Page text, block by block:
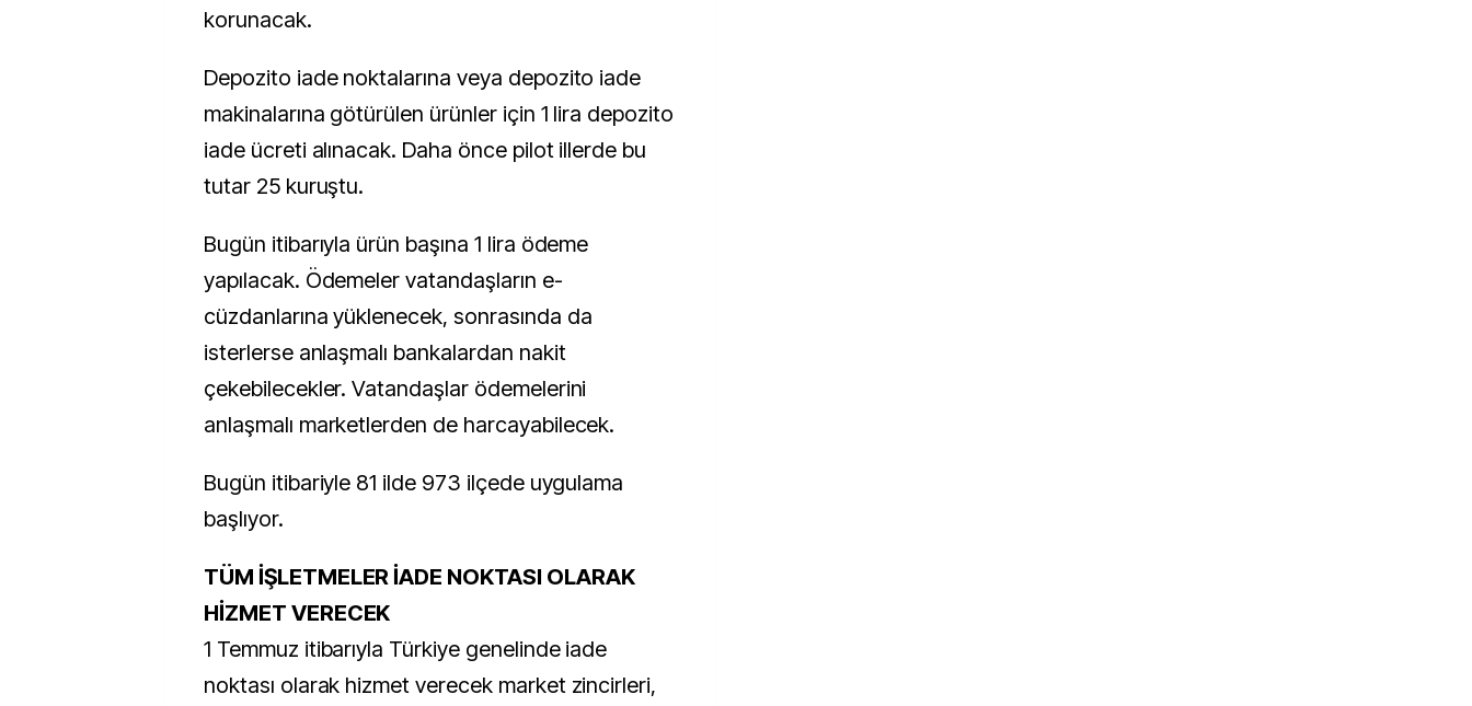
korunacak.
Depozito iade noktalarına veya depozito iade
makinalarına götürülen ürünler için 1 lira depozito
iade ücreti alınacak. Daha önce pilot illerde bu
tutar 25 kuruştu.
Bugün itibarıyla ürün başına 1 lira ödeme
yapılacak. Ödemeler vatandaşların e-
cüzdanlarına yüklenecek, sonrasında da
isterlerse anlaşmalı bankalardan nakit
çekebilecekler. Vatandaşlar ödemelerini
anlaşmalı marketlerden de harcayabilecek.
Bugün itibariyle 81 ilde 973 ilçede uygulama
başlıyor.
TÜM İŞLETMELER İADE NOKTASI OLARAK
HİZMET VERECEK
1 Temmuz itibarıyla Türkiye genelinde iade
noktası olarak hizmet verecek market zincirleri,